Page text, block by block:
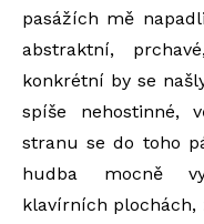
pasážích mě
abstraktní,
konkrétní by se
spíše nehostinné,
stranu se do toho
hudba mocně
klavírních plochách,